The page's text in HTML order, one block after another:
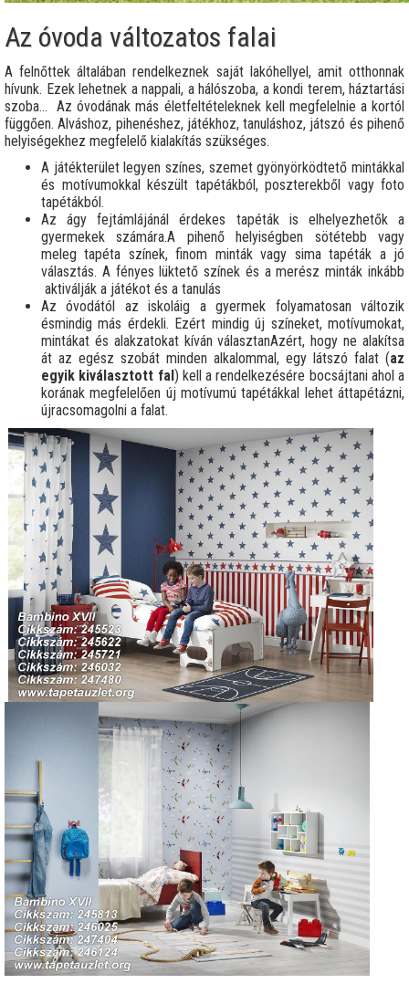
Az óvoda változatos falai
A felnőttek általában rendelkeznek saját lakóhellyel, amit otthonnak
hívunk. Ezek lehetnek a nappali, a hálószoba, a kondi terem, háztartási
szoba… Az óvodának más életfeltételeknek kell megfelelnie a kortól
függően. Alváshoz, pihenéshez, játékhoz, tanuláshoz, játszó és pihenő
helyiségekhez megfelelő kialakítás szükséges.
A játékterület legyen színes, szemet gyönyörködtető mintákkal
és motívumokkal készült tapétákból, poszterekből vagy foto
tapétákból.
Az ágy fejtámlájánál érdekes tapéták is elhelyezhetők a
gyermekek számára.A pihenő helyiségben sötétebb vagy
meleg tapéta színek, finom minták vagy sima tapéták a jó
választás. A fényes lüktető színek és a merész minták inkább
aktiválják a játékot és a tanulás
Az óvodától az iskoláig a gyermek folyamatosan változik
ésmindig más érdekli. Ezért mindig új színeket, motívumokat,
mintákat és alakzatokat kíván választanAzért, hogy ne alakítsa
át az egész szobát minden alkalommal, egy látszó falat (az
egyik kiválasztott fal ) kell a rendelkezésére bocsájtani ahol a
korának megfelelően új motívumú tapétákkal lehet áttapétázni,
újracsomagolni a falat.